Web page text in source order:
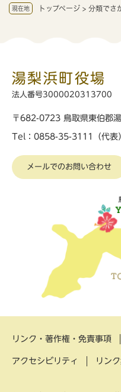
現在地 トップページ > 分類でさ
湯梨浜町役場
法人番号3000020313700
〒682-0723 鳥取県東伯郡
Tel：0858-35-3111（代
メールでのお問い合わせ
リンク・著作権・免責事項
アクセシビリティ リン